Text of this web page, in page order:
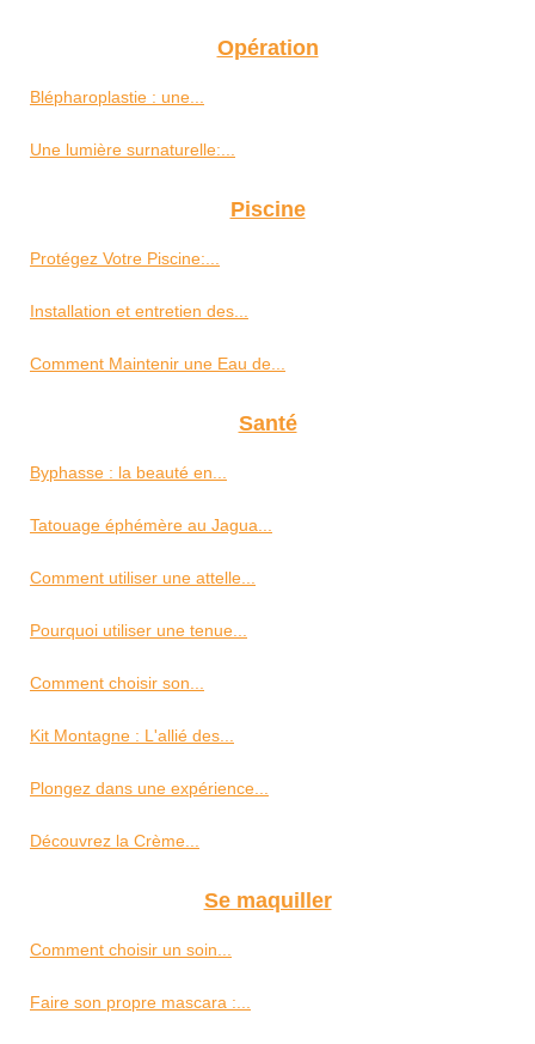
Opération
Blépharoplastie : une...
Une lumière surnaturelle:...
Piscine
Protégez Votre Piscine:...
Installation et entretien des...
Comment Maintenir une Eau de...
Santé
Byphasse : la beauté en...
Tatouage éphémère au Jagua...
Comment utiliser une attelle...
Pourquoi utiliser une tenue...
Comment choisir son...
Kit Montagne : L'allié des...
Plongez dans une expérience...
Découvrez la Crème...
Se maquiller
Comment choisir un soin...
Faire son propre mascara :...